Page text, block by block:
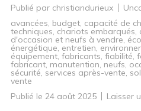
Publié par christiandurieux
avancées, budget, capacité de
techniques, chariots embarqués,
d'occasion et neufs à vendre,
énergétique, entretien,
équipement, fabricants, fiabilité,
fabricant, manutention, neufs,
sécurité, services après-vente,
vente
Publié le 24 août 2025 Laisser